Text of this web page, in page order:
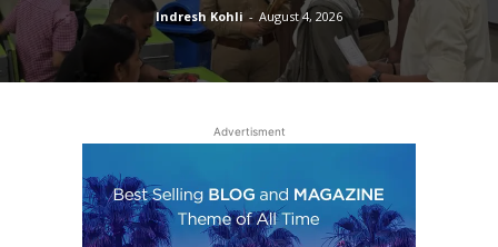
Indresh Kohli - August 4, 2026
Advertisment